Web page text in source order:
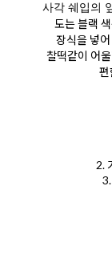
사각 쉐입의
도는 블랙
장식을 넣
찰떡같이 어
편
2.